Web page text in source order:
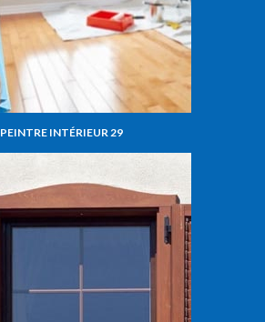
PEINTRE INTÉRIEUR 29